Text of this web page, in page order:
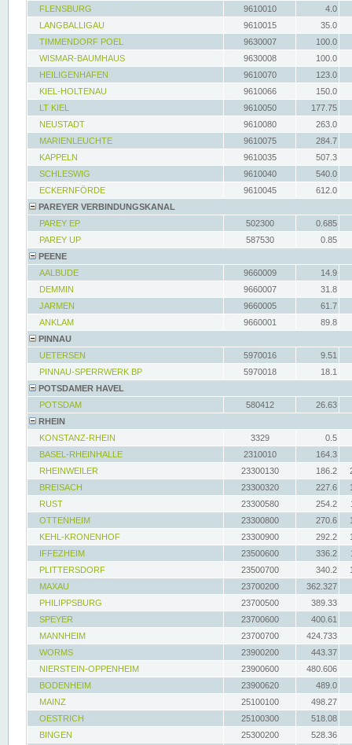
FLENSBURG
9610010
4.0
LANGBALLIGAU
9610015
35.0
TIMMENDORF POEL
9630007
100.0
WISMAR-BAUMHAUS
9630008
100.0
HEILIGENHAFEN
9610070
123.0
KIEL-HOLTENAU
9610066
150.0
LT KIEL
9610050
177.75
NEUSTADT
9610080
263.0
MARIENLEUCHTE
9610075
284.7
KAPPELN
9610035
507.3
SCHLESWIG
9610040
540.0
ECKERNFÖRDE
9610045
612.0
PAREYER VERBINDUNGSKANAL
PAREY EP
502300
0.685
PAREY UP
587530
0.85
PEENE
AALBUDE
9660009
14.9
DEMMIN
9660007
31.8
JARMEN
9660005
61.7
ANKLAM
9660001
89.8
PINNAU
UETERSEN
5970016
9.51
PINNAU-SPERRWERK BP
5970018
18.1
POTSDAMER HAVEL
POTSDAM
580412
26.63
RHEIN
KONSTANZ-RHEIN
3329
0.5
BASEL-RHEINHALLE
2310010
164.3
RHEINWEILER
23300130 186.2
BREISACH
23300320 227.6
RUST
23300580 254.2
OTTENHEIM
23300800 270.6
KEHL-KRONENHOF
23300900 292.2
IFFEZHEIM
23500600 336.2
PLITTERSDORF
23500700 340.2
MAXAU
23700200
362.327
PHILIPPSBURG
23700500
389.33
SPEYER
23700600
400.61
MANNHEIM
23700700
424.733
WORMS
23900200
443.37
NIERSTEIN-OPPENHEIM
23900600
480.606
BODENHEIM
23900620
489.0
MAINZ
25100100
498.27
OESTRICH
25100300
518.08
BINGEN
25300200
528.36